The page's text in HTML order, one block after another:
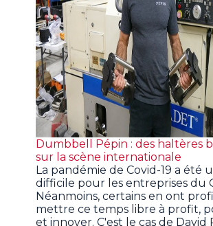
Dumbbell Pépin : des haltères
sur la scène internationale
La pandémie de Covid-19 a été
difficile pour les entreprises du
Néanmoins, certains en ont
mettre ce temps libre à profit,
et innover. C'est le cas de David